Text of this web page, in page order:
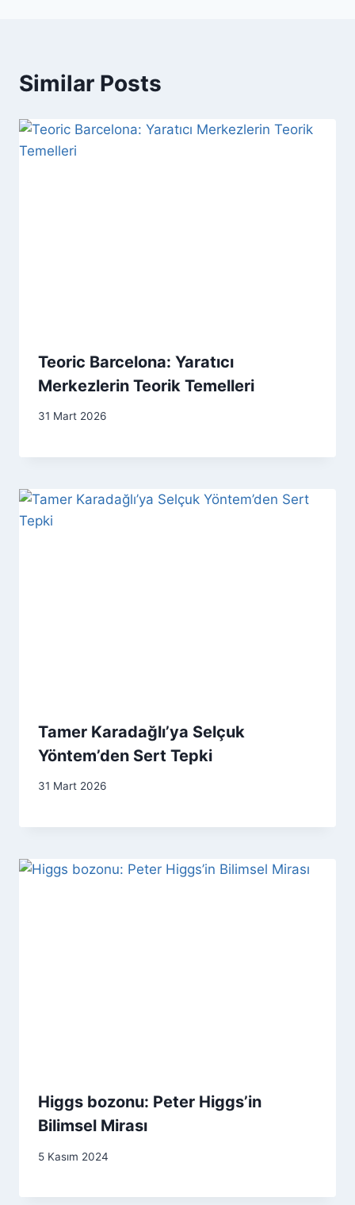
Similar Posts
Teoric Barcelona: Yaratıcı
Merkezlerin Teorik Temelleri
31 Mart 2026
Tamer Karadağlı’ya Selçuk
Yöntem’den Sert Tepki
31 Mart 2026
Higgs bozonu: Peter Higgs’in
Bilimsel Mirası
5 Kasım 2024